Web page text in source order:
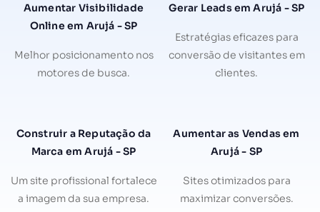
Aumentar Visibilidade
Online em Arujá - SP
Melhor posicionamento nos
motores de busca.
Gerar Leads em Arujá - SP
Estratégias eficazes para
conversão de visitantes em
clientes.
Construir a Reputação da
Marca em Arujá - SP
Um site profissional fortalece
a imagem da sua empresa.
Aumentar as Vendas em
Arujá - SP
Sites otimizados para
maximizar conversões.